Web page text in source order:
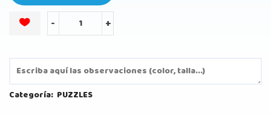
- +
Categoría: PUZZLES